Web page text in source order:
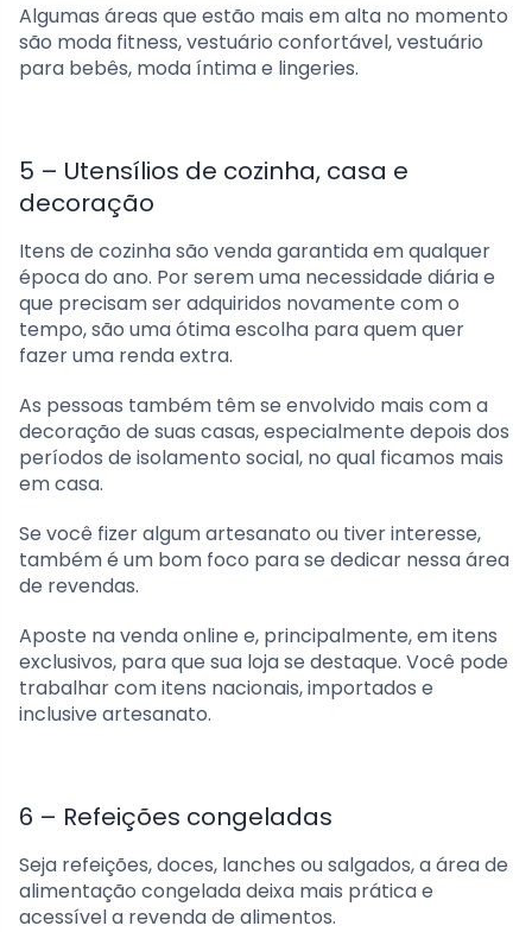
Algumas áreas que estão mais em alta no momento
são moda fitness, vestuário confortável, vestuário
para bebês, moda íntima e lingeries.
5 – Utensílios de cozinha, casa e
decoração
Itens de cozinha são venda garantida em qualquer
época do ano. Por serem uma necessidade diária e
que precisam ser adquiridos novamente com o
tempo, são uma ótima escolha para quem quer
fazer uma renda extra.
As pessoas também têm se envolvido mais com a
decoração de suas casas, especialmente depois dos
períodos de isolamento social, no qual ficamos mais
em casa.
Se você fizer algum artesanato ou tiver interesse,
também é um bom foco para se dedicar nessa área
de revendas.
Aposte na venda online e, principalmente, em itens
exclusivos, para que sua loja se destaque. Você pode
trabalhar com itens nacionais, importados e
inclusive artesanato.
6 – Refeições congeladas
Seja refeições, doces, lanches ou salgados, a área de
alimentação congelada deixa mais prática e
acessível a revenda de alimentos.